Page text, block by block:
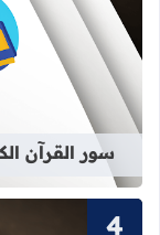
سور القرآن